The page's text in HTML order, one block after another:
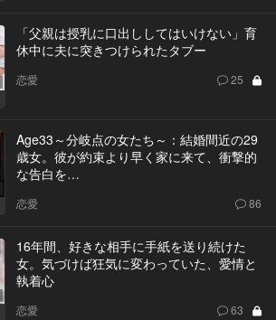
「父親は授乳に口出ししてはいけない」育
休中に夫に突きつけられたタブー
恋愛 25
Age33～分岐点の女たち～：結婚間近の29
歳女。彼が約束より早く家に来て、衝撃的
な告白を…
恋愛 86
16年間、好きな相手に手紙を送り続けた
女。気づけば狂気に変わっていた、愛情と
執着心
恋愛 63